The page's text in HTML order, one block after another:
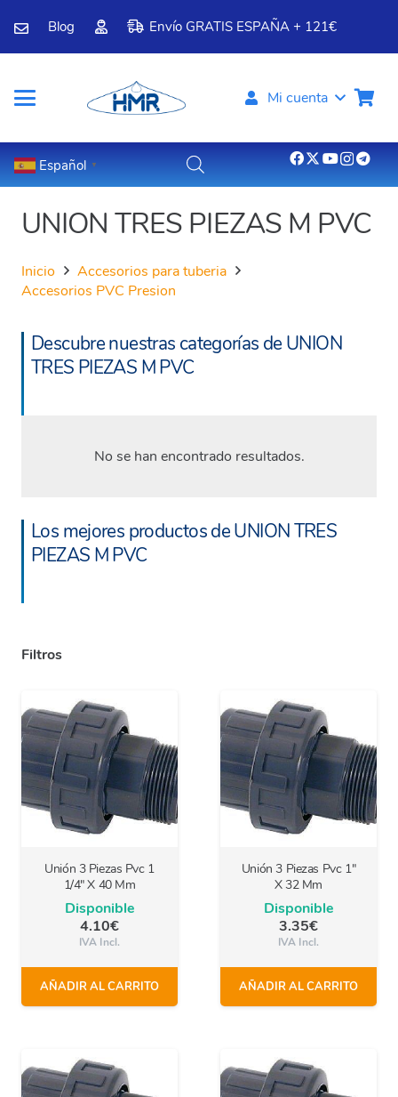
Blog Envío GRATIS ESPAÑA + 121€
Mi cuenta
Español ▼
UNION TRES PIEZAS M PVC
Inicio
Accesorios para tuberia
Accesorios PVC Presion
Descubre nuestras categorías de UNION
TRES PIEZAS M PVC
No se han encontrado resultados.
Los mejores productos de UNION TRES
PIEZAS M PVC
Filtros
Unión 3 Piezas Pvc 1
1/4″ X 40 Mm
Disponible
4.10€
IVA Incl.
AÑADIR AL CARRITO
Unión 3 Piezas Pvc 1″
X 32 Mm
Disponible
3.35€
IVA Incl.
AÑADIR AL CARRITO